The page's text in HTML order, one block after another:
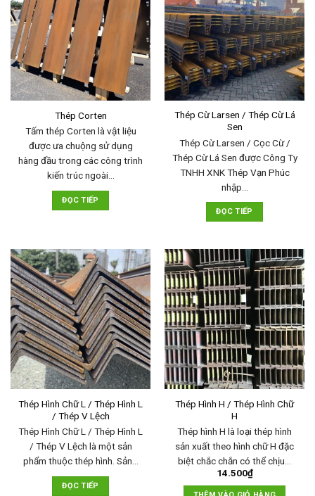
Thép Corten
Tấm thép Corten là vật liệu
được ưa chuộng sử dụng
hàng đầu trong các công trình
kiến trúc ngoài…
ĐỌC TIẾP
Thép Cừ Larsen / Thép Cừ Lá
Sen
Thép Cừ Larsen / Cọc Cừ /
Thép Cừ Lá Sen được Công Ty
TNHH XNK Thép Vạn Phúc
nhập…
ĐỌC TIẾP
Thép Hình Chữ L / Thép Hình L
/ Thép V Lệch
Thép Hình Chữ L / Thép Hình L
/ Thép V Lệch là một sản
phẩm thuộc thép hình. Sản…
ĐỌC TIẾP
Thép Hình H / Thép Hình Chữ
H
Thép hình H là loại thép hình
sản xuất theo hình chữ H đặc
biệt chắc chắn có thể chịu…
14.500₫